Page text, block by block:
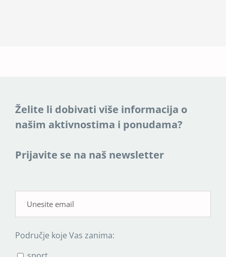
Želite li dobivati više informacija o
našim aktivnostima i ponudama?
Prijavite se na naš newsletter
Područje koje Vas zanima: